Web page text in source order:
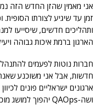
אני מאמין שהזן החדש הזה
זמן עד שיגיע לצורתו הסופית.
ותהליכים חדשים, שיסייעו
הארגון ברמת איכות גבוהה
חברות נוטות לפעמים להתנהל
חדשות, אבל אני משוכנע
ארגונים ישראליים פונים
ושה-QAOps יהפוך למושג מוכר בארגוני הפיתוח וההטמעה.